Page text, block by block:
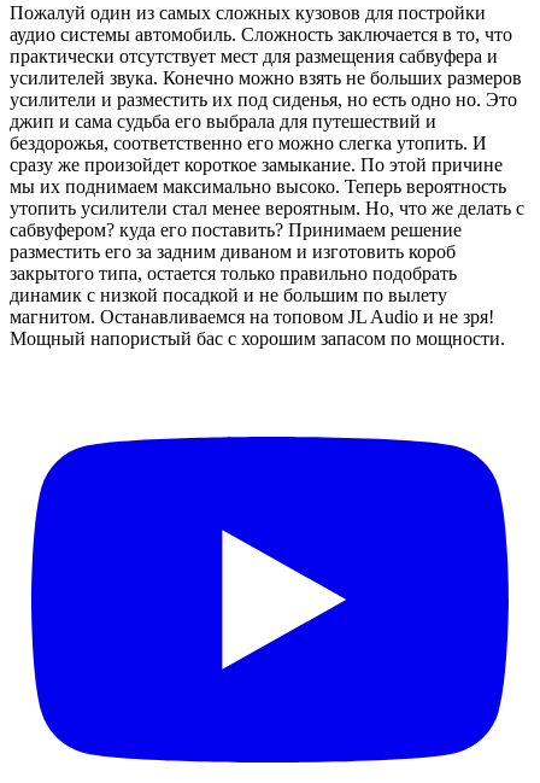
Пожалуй один из самых сложных кузовов для постройки
аудио системы автомобиль. Сложность заключается в то, что
практически отсутствует мест для размещения сабвуфера и
усилителей звука. Конечно можно взять не больших размеров
усилители и разместить их под сиденья, но есть одно но. Это
джип и сама судьба его выбрала для путешествий и
бездорожья, соответственно его можно слегка утопить. И
сразу же произойдет короткое замыкание. По этой причине
мы их поднимаем максимально высоко. Теперь вероятность
утопить усилители стал менее вероятным. Но, что же делать с
сабвуфером? куда его поставить? Принимаем решение
разместить его за задним диваном и изготовить короб
закрытого типа, остается только правильно подобрать
динамик с низкой посадкой и не большим по вылету
магнитом. Останавливаемся на топовом JL Audio и не зря!
Мощный напористый бас с хорошим запасом по мощности.